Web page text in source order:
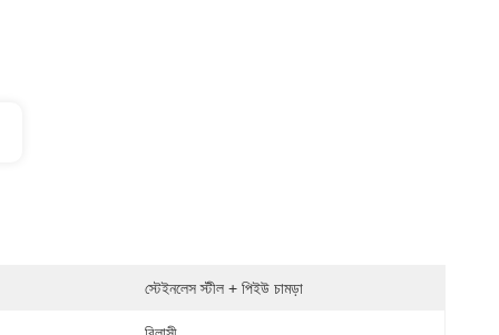
স্টেইনলেস স্টীল + পিইউ চামড়া